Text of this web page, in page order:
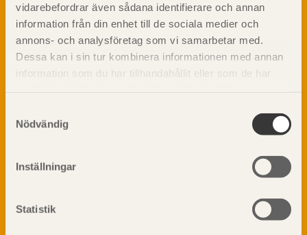
vidarebefordrar även sådana identifierare och annan
information från din enhet till de sociala medier och
annons- och analysföretag som vi samarbetar med.
Dessa kan i sin tur kombinera informationen med annan
information som du har tillhandahållit eller som de har
Nödvändig
Inställningar
Statistik
Materialet trä
Skogsbruk
Barrträdets uppbyggnad
Träets egenskaper och kvalitet
Kemisk behandling
Fakta om Limträ
Fukt
Ljud
TräGuiden är den digitala handboken för trä och
materialet trä samt instruktioner för byggande
med trä.
Prenumerera på TräGuidens nyhetsbrev!